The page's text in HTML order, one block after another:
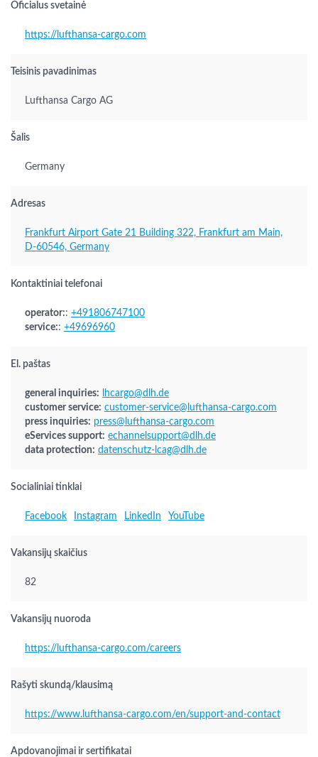
Oficialus svetainė
https://lufthansa-cargo.com
Teisinis pavadinimas
Lufthansa Cargo AG
Šalis
Germany
Adresas
Frankfurt Airport Gate 21 Building 322, Frankfurt am Main,
D-60546, Germany
Kontaktiniai telefonai
operator:: +491806747100
service:: +49696960
El. paštas
general inquiries:
lhcargo@dlh.de
customer service: customer-service@lufthansa-cargo.com
press inquiries: press@lufthansa-cargo.com
eServices support: echannelsupport@dlh.de
data protection: datenschutz-lcag@dlh.de
Socialiniai tinklai
Facebook Instagram LinkedIn YouTube
Vakansijų skaičius
82
Vakansijų nuoroda
https://lufthansa-cargo.com/careers
Rašyti skundą/klausimą
https://www.lufthansa-cargo.com/en/support-and-contact
Apdovanojimai ir sertifikatai